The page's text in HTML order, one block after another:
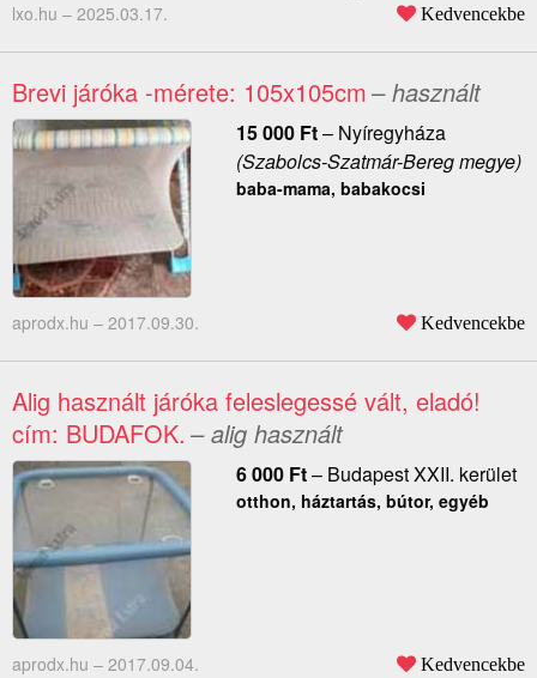
lxo.hu – 2025.03.17. Kedvencekbe
Brevi járóka -mérete: 105x105cm– használt
15 000 Ft– Nyíregyháza
(Szabolcs-Szatmár-Bereg megye)
baba-mama, babakocsi
aprodx.hu – 2017.09.30. Kedvencekbe
Alig használt járóka feleslegessé vált, eladó!
cím: BUDAFOK. – alig használt
6 000 Ft– Budapest XXII. kerület
otthon, háztartás, bútor, egyéb
aprodx.hu – 2017.09.04. Kedvencekbe